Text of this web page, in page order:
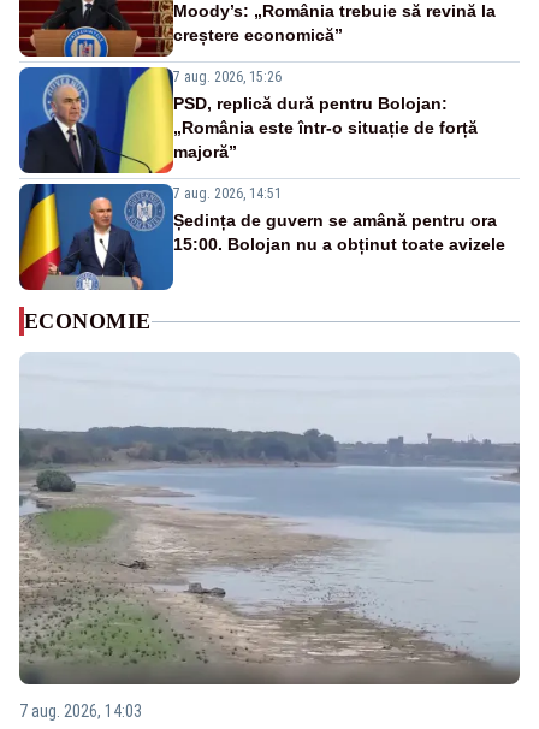
Moody’s: „România trebuie să revină la
creștere economică”
7 aug. 2026, 15:26
PSD, replică dură pentru Bolojan:
„România este într-o situație de forță
majoră”
7 aug. 2026, 14:51
Ședința de guvern se amână pentru ora
15:00. Bolojan nu a obținut toate avizele
ECONOMIE
7 aug. 2026, 14:03